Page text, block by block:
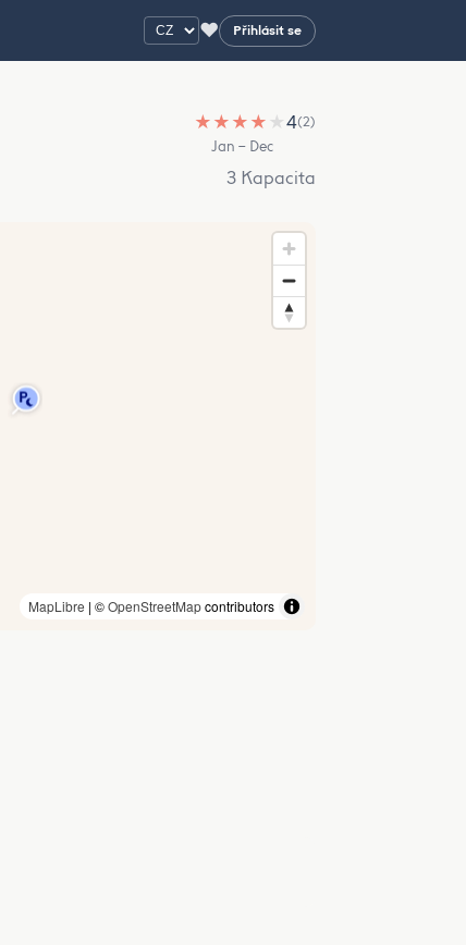
♥ Přihlásit se
★ ★ ★ ★ ★4(2)
Jan – Dec
3 Kapacita
MapLibre | ©OpenStreetMapcontributors